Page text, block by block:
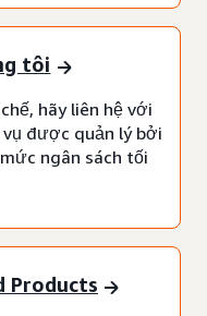
tôi
hãy liên hệ với
được quản lý bởi
ngân sách tối
Products